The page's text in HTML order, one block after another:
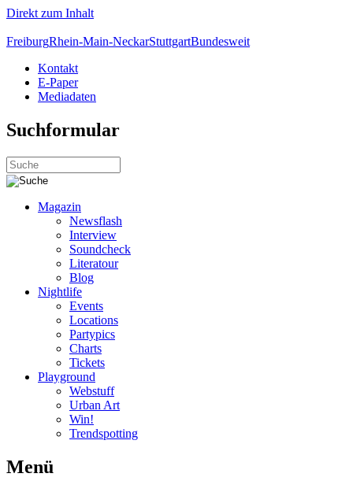
Direkt zum Inhalt
FreiburgRhein-Main-NeckarStuttgartBundesweit
Kontakt
E-Paper
Mediadaten
Suchformular
Magazin
Newsflash
Interview
Soundcheck
Literatour
Blog
Nightlife
Events
Locations
Partypics
Charts
Tickets
Playground
Webstuff
Urban Art
Win!
Trendspotting
Menü